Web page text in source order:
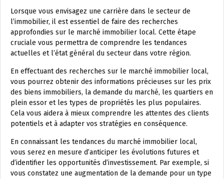
Lorsque vous envisagez une carrière dans le secteur de
l’immobilier, il est essentiel de faire des recherches
approfondies sur le marché immobilier local. Cette étape
cruciale vous permettra de comprendre les tendances
actuelles et l’état général du secteur dans votre région.
En effectuant des recherches sur le marché immobilier local,
vous pourrez obtenir des informations précieuses sur les prix
des biens immobiliers, la demande du marché, les quartiers en
plein essor et les types de propriétés les plus populaires.
Cela vous aidera à mieux comprendre les attentes des clients
potentiels et à adapter vos stratégies en conséquence.
En connaissant les tendances du marché immobilier local,
vous serez en mesure d’anticiper les évolutions futures et
d’identifier les opportunités d’investissement. Par exemple, si
vous constatez une augmentation de la demande pour un type